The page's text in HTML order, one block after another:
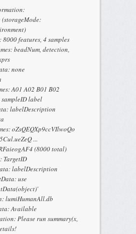
8000 features, 4 samples
beadNum, detection,
none
A01 A02 B01 B02
label
labelDescription
oZsQEQXp9ccVIlwoQo
...
(8000 total)
TargetID
labelDescription
use
lumiHumanAll.db
Available
Please run summary(x,